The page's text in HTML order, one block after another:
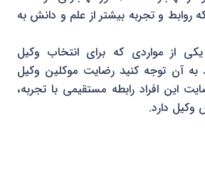
روابط و تجربه بیشتر از علم و دانش به
از مواردی که برای انتخاب وکیل
به آن توجه کنید رضایت موکلین وکیل
این افراد رابطه مستقیمی با تجربه،
دارد.